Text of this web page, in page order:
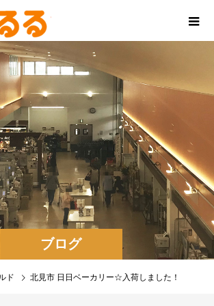
ブログ
ド 北見市 日日ベーカリー☆入荷しました！